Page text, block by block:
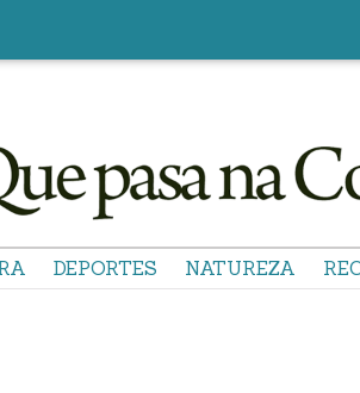
DEPORTES NATUREZA